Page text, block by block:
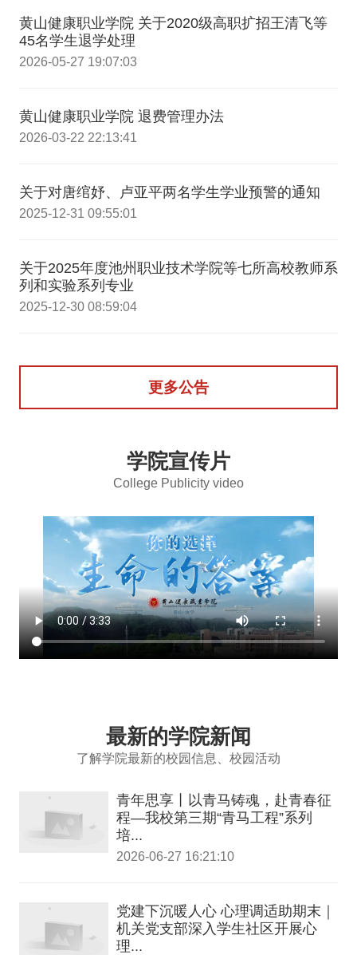
黄山健康职业学院 关于2020级高职扩招王清飞等
45名学生退学处理
2026-05-27 19:07:03
黄山健康职业学院 退费管理办法
2026-03-22 22:13:41
关于对唐绾妤、卢亚平两名学生学业预警的通知
2025-12-31 09:55:01
关于2025年度池州职业技术学院等七所高校教师系
列和实验系列专业
2025-12-30 08:59:04
更多公告
学院宣传片
College Publicity video
最新的学院新闻
了解学院最新的校园信息、校园活动
青年思享丨以青马铸魂，赴青春征
程—我校第三期“青马工程”系列
培...
2026-06-27 16:21:10
党建下沉暖人心 心理调适助期末｜
机关党支部深入学生社区开展心
理...